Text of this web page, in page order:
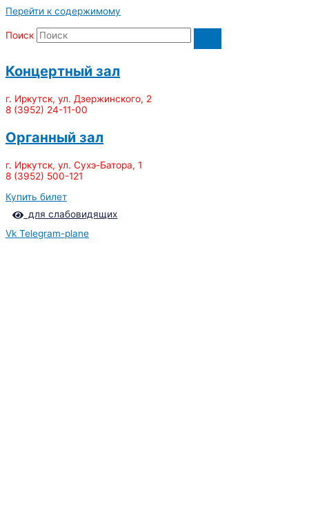
Перейти к содержимому
Поиск
Концертный зал
г. Иркутск, ул. Дзержинского, 2
8 (3952) 24-11-00
Органный зал
г. Иркутск, ул. Сухэ-Батора, 1
8 (3952) 500-121
Купить билет
для слабовидящих
Vk Telegram-plane